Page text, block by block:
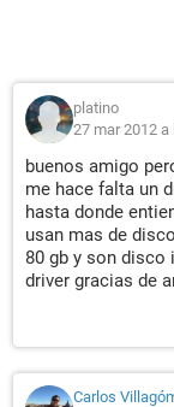
Disco duro
Lector óptico
Estado de los
Particiones:
C: (NTFS) 39997
E: (NTFS) 36350
F: (NTFS) 31996
G: (NTFS) 44312
Teclado Teclado
platino
27 mar 2012 a
buenos amigo
me hace falta un
hasta donde
usan mas de
80 gb y son disco
driver gracias de
Carlos